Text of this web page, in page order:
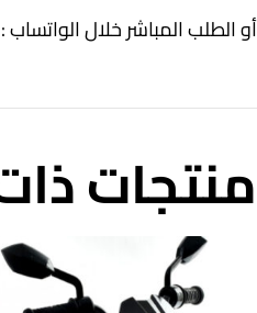
أو الطلب المباشر خلال الواتساب :
منتجات